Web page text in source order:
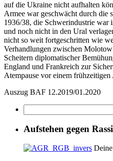
auf die Ukraine nicht aufhalten
Armee war geschwächt durch die
1936/38, die Schwerindustrie war
und noch nicht in den Ural
nicht so weit fortgeschritten wie
Verhandlungen zwischen
Scheitern diplomatischer
England und Frankreich zur
Atempause vor einem
Auszug BAF 12.2019/01.2020
Aufstehen gegen